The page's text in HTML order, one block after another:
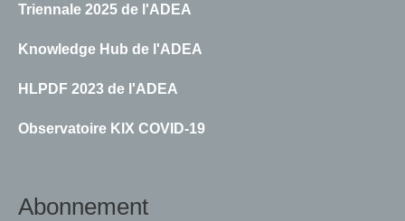
Triennale 2025 de l'ADEA
Knowledge Hub de l'ADEA
HLPDF 2023 de l'ADEA
Observatoire KIX COVID-19
Abonnement